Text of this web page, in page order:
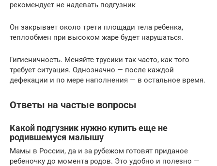
рекомендует не надевать подгузник
Он закрывает около трети площади тела ребенка,
теплообмен при высоком жаре будет нарушаться.
Гигиеничность. Меняйте трусики так часто, как того
требует ситуация. Однозначно — после каждой
дефекации и по мере наполнения — в остальное время.
Ответы на частые вопросы
Какой подгузник нужно купить еще не
родившемуся малышу
Мамы в России, да и за рубежом готовят приданое
ребеночку до момента родов. Это удобно и полезно —